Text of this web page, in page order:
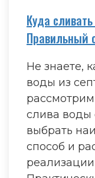
Куда
Правильный
Не знаете,
воды из
слива воды
выбрать
способ и